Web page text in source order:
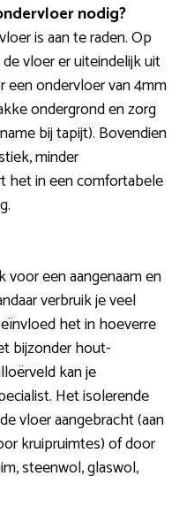
nodig?
is aan te raden. Op
vloer er uiteindelijk uit
een ondervloer van 4mm
ondergrond en zorg
bij tapijt). Bovendien
minder
het in een comfortabele
voor een aangenaam en
verbruik je veel
het in hoeverre
bijzonder hout-
kan je
Het isolerende
vloer aangebracht (aan
kruipruimtes) of door
steenwol, glaswol,